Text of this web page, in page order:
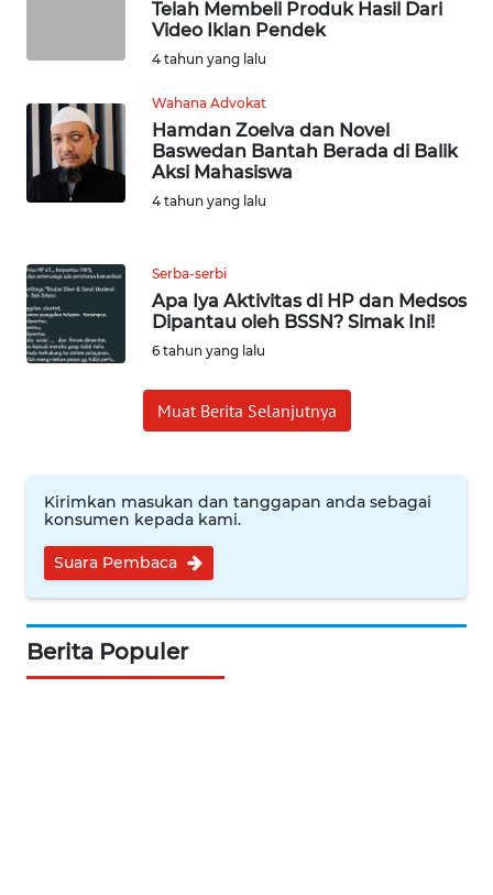
Telah Membeli Produk Hasil Dari
Video Iklan Pendek
4 tahun yang lalu
Wahana Advokat
Hamdan Zoelva dan Novel
Baswedan Bantah Berada di Balik
Aksi Mahasiswa
4 tahun yang lalu
Serba-serbi
Apa Iya Aktivitas di HP dan Medsos
Dipantau oleh BSSN? Simak Ini!
6 tahun yang lalu
Muat Berita Selanjutnya
Kirimkan masukan dan tanggapan anda sebagai
konsumen kepada kami.
Suara Pembaca
Berita Populer
JATIM
WN
BALI
KALBAR
WN
KALTENG
WN
KALSEL
WN
KALTIM
WN
SULSEL